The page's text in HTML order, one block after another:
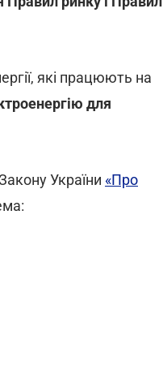
які працюють на
для
України «Про